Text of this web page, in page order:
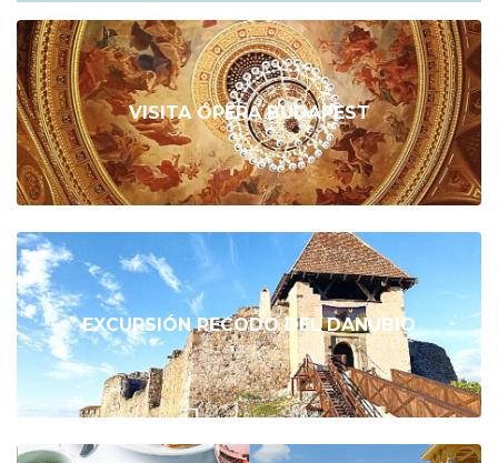
VISITA ÓPERA BUDAPEST
EXCURSIÓN RECODO DEL DANUBIO